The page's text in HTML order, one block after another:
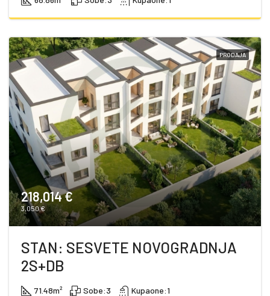
PRODAJA
218,014 €
3,050 €
STAN: SESVETE NOVOGRADNJA
2S+DB
71.48m² Sobe:3 Kupaone:1